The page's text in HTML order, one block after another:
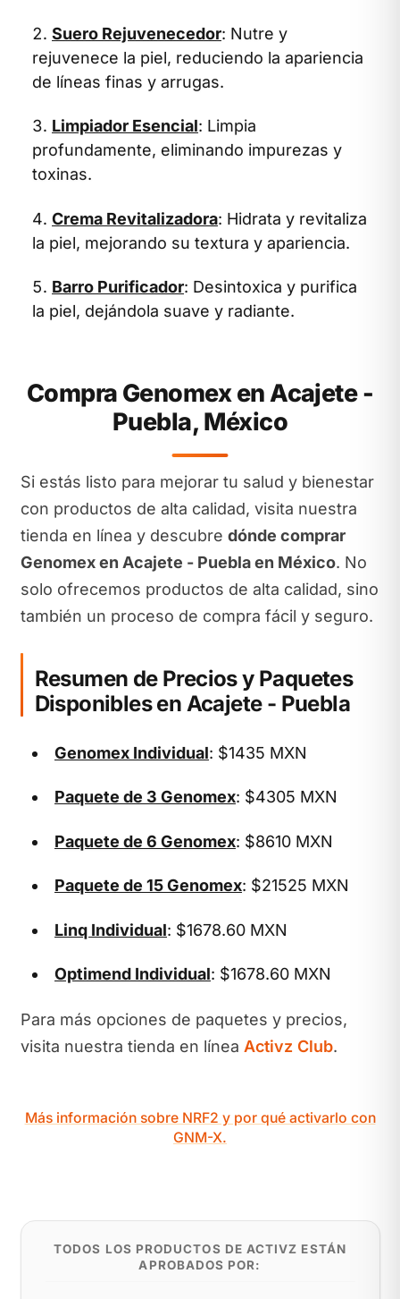
Suero Rejuvenecedor: Nutre y
rejuvenece la piel, reduciendo la apariencia
de líneas finas y arrugas.
Limpiador Esencial: Limpia
profundamente, eliminando impurezas y
toxinas.
Crema Revitalizadora: Hidrata y revitaliza
la piel, mejorando su textura y apariencia.
Barro Purificador: Desintoxica y purifica
la piel, dejándola suave y radiante.
Compra Genomex en Acajete -
Puebla, México
Si estás listo para mejorar tu salud y bienestar
con productos de alta calidad, visita nuestra
tienda en línea y descubre dónde comprar
Genomex en Acajete - Puebla en México. No
solo ofrecemos productos de alta calidad, sino
también un proceso de compra fácil y seguro.
Resumen de Precios y Paquetes
Disponibles en Acajete - Puebla
Genomex Individual: $1435 MXN
Paquete de 3 Genomex: $4305 MXN
Paquete de 6 Genomex: $8610 MXN
Paquete de 15 Genomex: $21525 MXN
Linq Individual: $1678.60 MXN
Optimend Individual: $1678.60 MXN
Para más opciones de paquetes y precios,
visita nuestra tienda en línea Activz Club.
Más información sobre NRF2 y por qué activarlo con
GNM-X.
TODOS LOS PRODUCTOS DE ACTIVZ ESTÁN
APROBADOS POR: